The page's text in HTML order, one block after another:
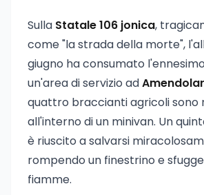
Sulla Statale 106 jonica,
come "la strada della morte",
giugno ha consumato
un'area di servizio ad
quattro braccianti agricoli sono
all'interno di un minivan. Un
è riuscito a salvarsi
rompendo un finestrino e
fiamme.